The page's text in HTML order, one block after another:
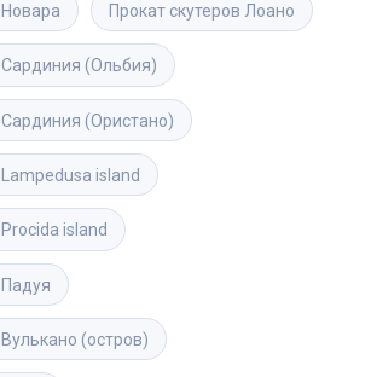
Новара Прокат скутеров Лоано
Сардиния (Ольбия)
Сардиния (Ористано)
Lampedusa island
Procida island
Падуя
Вулькано (остров)